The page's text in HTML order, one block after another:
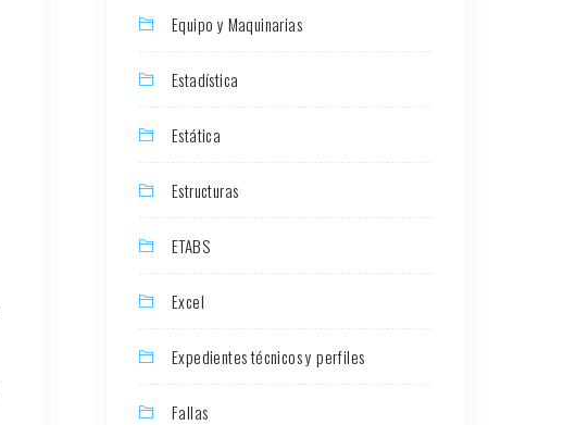
Equipo y Maquinarias
Estadística
Estática
Estructuras
ETABS
Excel
Expedientes técnicos y perfiles
Fallas